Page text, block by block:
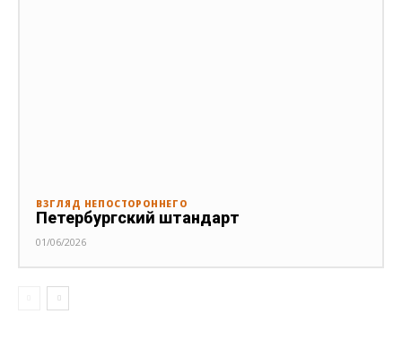
ВЗГЛЯД НЕПОСТОРОННЕГО
Петербургский штандарт
01/06/2026